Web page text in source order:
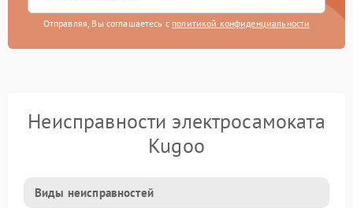
Отправляя, Вы соглашаетесь с политикой конфиденциальности
Неисправности электросамоката
Kugoo
Виды неисправностей